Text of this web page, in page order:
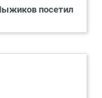
посетил